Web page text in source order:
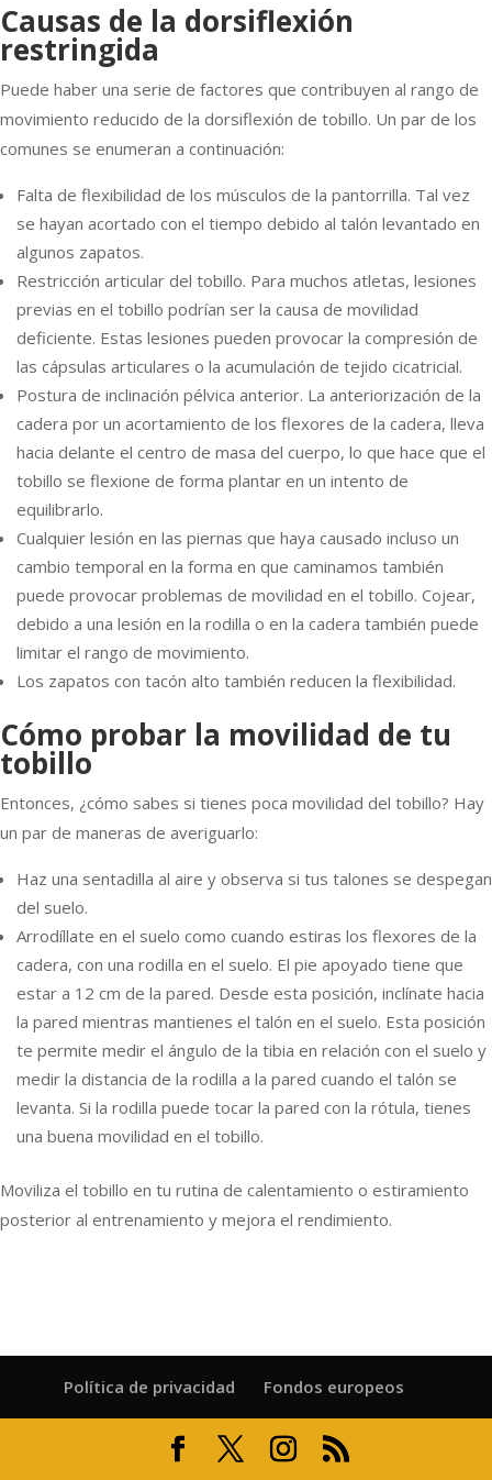
Causas de la dorsiflexión
restringida
Puede haber una serie de factores que contribuyen al rango de
movimiento reducido de la dorsiflexión de tobillo. Un par de los
comunes se enumeran a continuación:
Falta de flexibilidad de los músculos de la pantorrilla. Tal vez
se hayan acortado con el tiempo debido al talón levantado en
algunos zapatos.
Restricción articular del tobillo. Para muchos atletas, lesiones
previas en el tobillo podrían ser la causa de movilidad
deficiente. Estas lesiones pueden provocar la compresión de
las cápsulas articulares o la acumulación de tejido cicatricial.
Postura de inclinación pélvica anterior. La anteriorización de la
cadera por un acortamiento de los flexores de la cadera, lleva
hacia delante el centro de masa del cuerpo, lo que hace que el
tobillo se flexione de forma plantar en un intento de
equilibrarlo.
Cualquier lesión en las piernas que haya causado incluso un
cambio temporal en la forma en que caminamos también
puede provocar problemas de movilidad en el tobillo. Cojear,
debido a una lesión en la rodilla o en la cadera también puede
limitar el rango de movimiento.
Los zapatos con tacón alto también reducen la flexibilidad.
Cómo probar la movilidad de tu
tobillo
Entonces, ¿cómo sabes si tienes poca movilidad del tobillo? Hay
un par de maneras de averiguarlo:
Haz una sentadilla al aire y observa si tus talones se despegan
del suelo.
Arrodíllate en el suelo como cuando estiras los flexores de la
cadera, con una rodilla en el suelo. El pie apoyado tiene que
estar a 12 cm de la pared. Desde esta posición, inclínate hacia
la pared mientras mantienes el talón en el suelo. Esta posición
te permite medir el ángulo de la tibia en relación con el suelo y
medir la distancia de la rodilla a la pared cuando el talón se
levanta. Si la rodilla puede tocar la pared con la rótula, tienes
una buena movilidad en el tobillo.
Moviliza el tobillo en tu rutina de calentamiento o estiramiento
posterior al entrenamiento y mejora el rendimiento.
Política de privacidad Fondos europeos